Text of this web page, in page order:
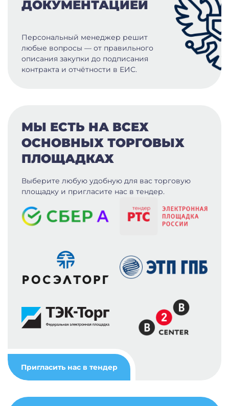
ДОКУМЕНТАЦИЕЙ
Персональный менеджер решит
любые вопросы — от правильного
описания закупки до подписания
контракта и отчётности в ЕИС.
МЫ ЕСТЬ НА ВСЕХ
ОСНОВНЫХ ТОРГОВЫХ
ПЛОЩАДКАХ
Выберите любую удобную для вас торговую
площадку и пригласите нас в тендер.
Пригласить нас в тендер